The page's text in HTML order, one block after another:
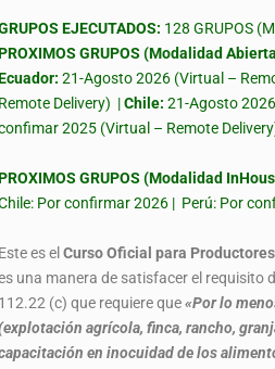
EJECUTADOS: 128 GRUPOS
GRUPOS (Modalidad
21-Agosto 2026 (Virtual –
Remote Delivery) |Chile: 21-Agosto 2026
2025 (Virtual – Remote
GRUPOS (Modalidad
Por confirmar 2026 | Perú: Por
Este es el Curso Oficial para
una manera de satisfacer el requisito
112.22 (c) que requiere que«Por lo
agrícola, finca, rancho,
en inocuidad de los